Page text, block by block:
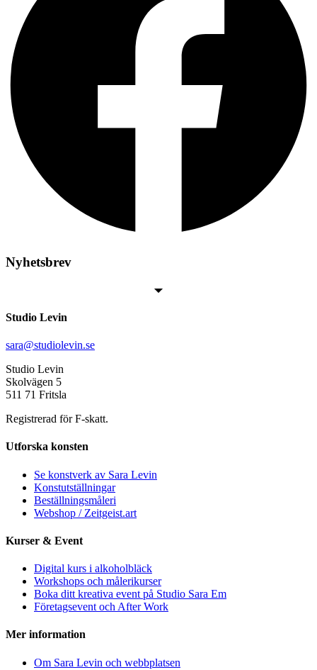
Nyhetsbrev
Studio Levin
sara@studiolevin.se
Studio Levin
Skolvägen 5
511 71 Fritsla
Registrerad för F-skatt.
Utforska konsten
Se konstverk av Sara Levin
Konstutställningar
Beställningsmåleri
Webshop / Zeitgeist.art
Kurser & Event
Digital kurs i alkoholbläck
Workshops och målerikurser
Boka ditt kreativa event på Studio Sara Em
Företagsevent och After Work
Mer information
Om Sara Levin och webbplatsen